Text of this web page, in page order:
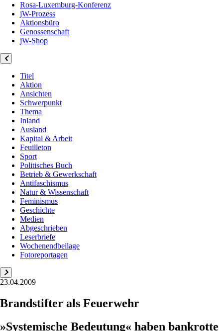
Rosa-Luxemburg-Konferenz
jW-Prozess
Aktionsbüro
Genossenschaft
jW-Shop
Titel
Aktion
Ansichten
Schwerpunkt
Thema
Inland
Ausland
Kapital & Arbeit
Feuilleton
Sport
Politisches Buch
Betrieb & Gewerkschaft
Antifaschismus
Natur & Wissenschaft
Feminismus
Geschichte
Medien
Abgeschrieben
Leserbriefe
Wochenendbeilage
Fotoreportagen
23.04.2009
Brandstifter als Feuerwehr
»Systemische Bedeutung« haben bankrotte